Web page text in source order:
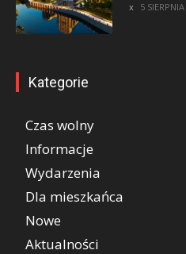
5
Kategorie
Czas wolny
Informacje
Wydarzenia
Dla mieszkańca
Nowe
Aktualności